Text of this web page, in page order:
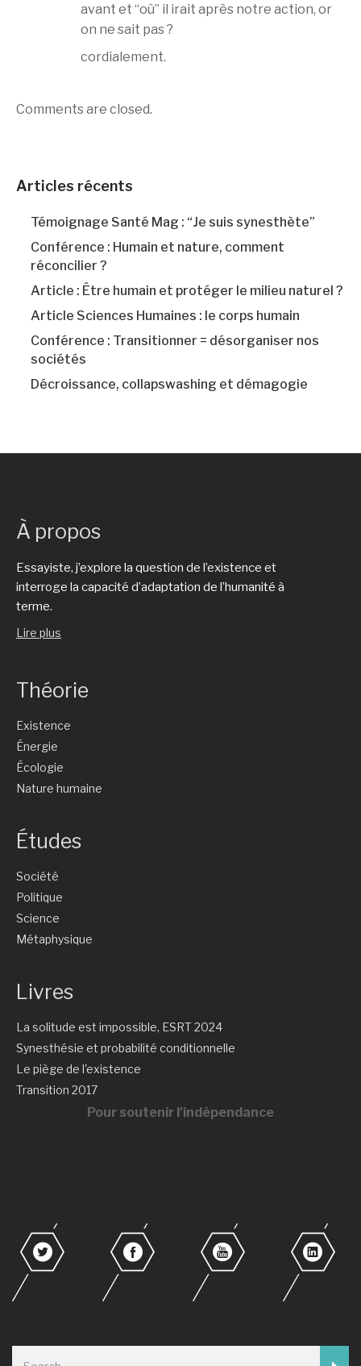
avant et “où” il irait après notre action, or
on ne sait pas ?
cordialement.
Comments are closed.
Articles récents
Témoignage Santé Mag : “Je suis synesthète”
Conférence : Humain et nature, comment
réconcilier ?
Article : Être humain et protéger le milieu naturel ?
Article Sciences Humaines : le corps humain
Conférence : Transitionner = désorganiser nos
sociétés
Décroissance, collapswashing et démagogie
À propos
Essayiste, j’explore la question de l’existence et
interroge la capacité d’adaptation de l’humanité à
terme.
Lire plus
Théorie
Existence
Énergie
Écologie
Nature humaine
Études
Société
Politique
Science
Métaphysique
Livres
La solitude est impossible, ESRT 2024
Synesthésie et probabilité conditionnelle
Le piège de l'existence
Transition 2017
Pour soutenir l'indépendance